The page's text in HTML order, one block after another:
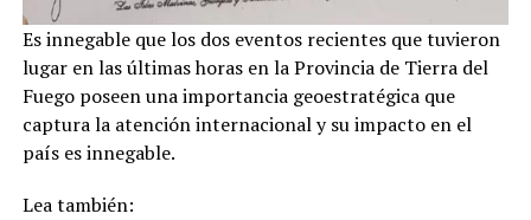
Es innegable que los dos eventos recientes que tuvieron
lugar en las últimas horas en la Provincia de Tierra del
Fuego poseen una importancia geoestratégica que
captura la atención internacional y su impacto en el
país es innegable.
Lea también: